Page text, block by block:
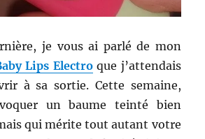
je vous ai parlé de mon
Lips Electroque j’attendais
à sa sortie. Cette semaine,
un baume teinté bien
qui mérite tout autant votre